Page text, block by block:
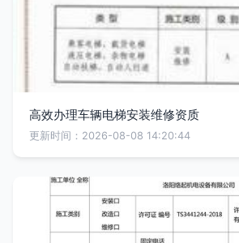
高效办理车辆电梯安装维修资质
更新时间：2026-08-08 14:20:44